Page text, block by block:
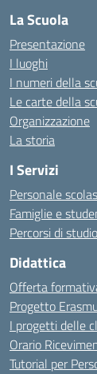
La Scuola
Presentazione
I luoghi
I numeri della
Le carte della
Organizzazione
La storia
I Servizi
Personale
Famiglie e
Percorsi di studio
Didattica
Offerta
Progetto
I progetti delle
Orario
Tutorial per